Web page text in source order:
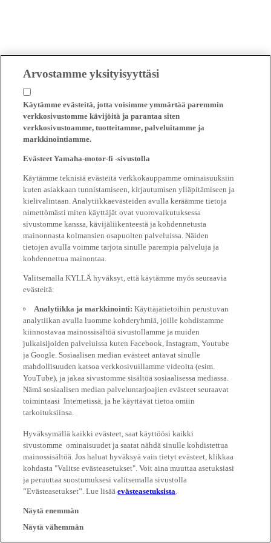
Arvostamme yksityisyyttäsi
Käytämme evästeitä, jotta voisimme ymmärtää paremmin
verkkosivustomme kävijöitä ja parantaa siten
verkkosivustoamme, tuotteitamme, palveluitamme ja
markkinointiamme.
Evästeet Yamaha-motor-fi -sivustolla
Käytämme teknisiä evästeitä verkkokauppamme ominaisuuksiin
kuten asiakkaan tunnistamiseen, kirjautumisen ylläpitämiseen ja
kielivalintaan. Analytiikkaevästeiden avulla keräämme tietoja
nimettömästi miten käyttäjät ovat vuorovaikutuksessa
sivustomme kanssa, kävijäliikenteestä ja kohdennetusta
mainonnasta kolmansien osapuolten palveluissa. Näiden
tietojen avulla voimme tarjota sinulle parempia palveluja ja
kohdennettua mainontaa.
Valitsemalla KYLLÄ hyväksyt, että käytämme myös seuraavia
evästeitä:
Analytiikka ja markkinointi:Käyttäjätietoihin perustuvan
analytiikan avulla luomme kohderyhmiä, joille kohdistamme
kiinnostavaa mainossisältöä sivustollamme ja muiden
julkaisijoiden palveluissa kuten Facebook, Instagram, Youtube
ja Google. Sosiaalisen median evästeet antavat sinulle
mahdollisuuden katsoa verkkosivuillamme videoita (esim.
YouTube), ja jakaa sivustomme sisältöä sosiaalisessa mediassa.
Nämä sosiaalisen median palveluntarjoajien evästeet seuraavat
toimintaasi Internetissä, ja he käyttävät tietoa omiin
tarkoituksiinsa.
Hyväksymällä kaikki evästeet, saat käyttöösi kaikki
sivustomme ominaisuudet ja saatat nähdä sinulle kohdistettua
mainossisältöä. Jos haluat hyväksyä vain tietyt evästeet, klikkaa
kohdasta "Valitse evästeasetukset". Voit aina muuttaa asetuksiasi
ja peruuttaa suostumuksesi valitsemalla sivustolla
”Evästeasetukset”. Lue lisääevästeasetuksista
Näytä enemmän
Näytä vähemmän